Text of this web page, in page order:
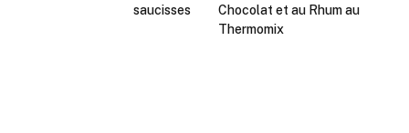
saucisses
Chocolat et au Rhum au
Thermomix